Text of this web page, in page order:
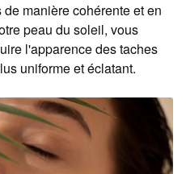
manière cohérente et en
peau du soleil, vous
l'apparence des taches
uniforme et éclatant.